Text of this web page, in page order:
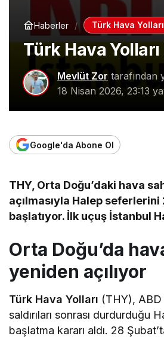
Haberler Türk Hava
Türk Hava
Mevlüt Zor tarafından
18 Nisan 2026, 23:13
Google'da Abone Ol
THY, Orta Doğu’daki hava
açılmasıyla Halep seferlerini
başlatıyor. İlk uçuş İstanbul
Orta Doğu’da
yeniden açılıyor
Türk Hava Yolları (THY), ABD
saldırıları sonrası durdurduğu
başlatma kararı aldı. 28